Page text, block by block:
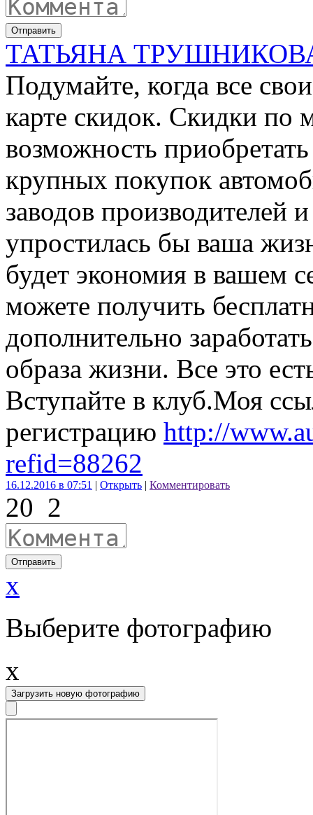
Отправить
ТАТЬЯНА
Подумайте, когда все
карте скидок. Скидки по
возможность
крупных покупок
заводов
упростилась бы ваша
будет экономия в вашем
можете получить
дополнительно
образа жизни. Все это
Вступайте в клуб.Моя
регистрацию http://
refid=88262
16.12.2016 в 07:51 | Открыть | Комментировать
20 2
Отправить
x
Выберите фотографию
x
Загрузить новую фотографию